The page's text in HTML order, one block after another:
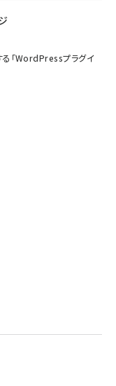
「WordPressプラグイ